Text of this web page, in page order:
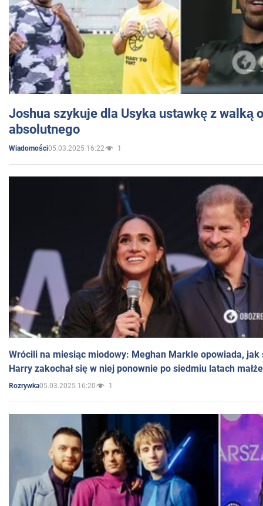
Joshua szykuje dla Usyka ustawkę z walką
absolutnego
Wiadomości05.03.2025 16:22 1
Wrócili na miesiąc miodowy: Meghan Markle opowiada, jak
Harry zakochał się w niej ponownie po siedmiu latach
Rozrywka05.03.2025 16:20 1